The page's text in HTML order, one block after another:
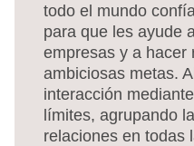
todo el mundo
para que les ayude
empresas y a hacer
ambiciosas metas.
interacción
límites, agrupando
relaciones en todas